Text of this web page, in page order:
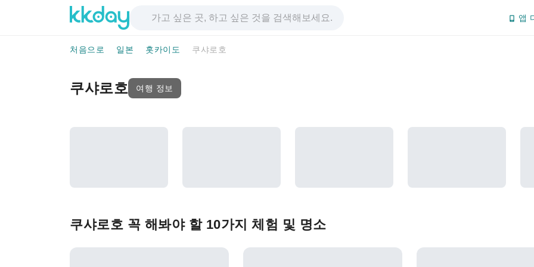
앱
처음으로 일본 홋카이도 쿠샤로호
쿠샤로호 여행 정보
쿠샤로호 꼭 해봐야 할 10가지 체험 및 명소